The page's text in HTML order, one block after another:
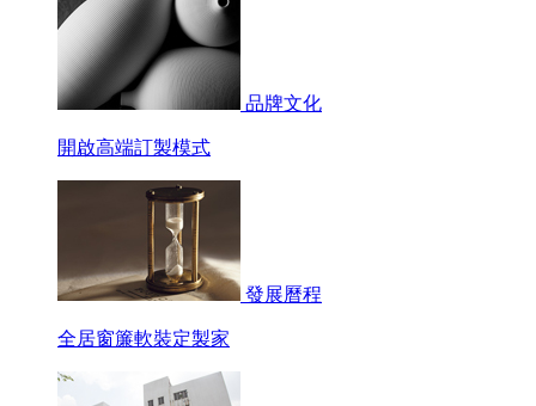
品牌文化
開啟高端訂製模式
發展曆程
全居窗簾軟裝定製家